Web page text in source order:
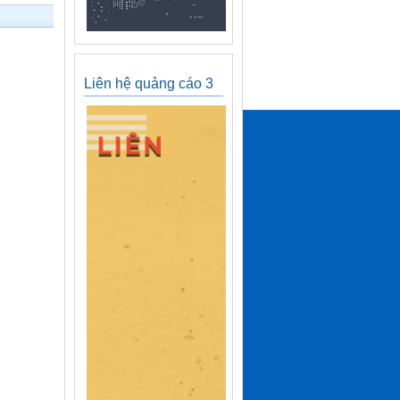
Liên hệ quảng cáo 3